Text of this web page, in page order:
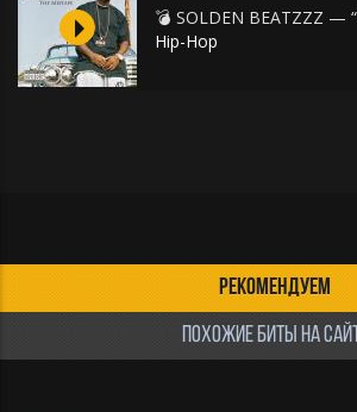
💣 SOLDEN BEATZZZ —
Hip-Hop
РЕКОМЕНДУЕМ
ПОХОЖИЕ БИТЫ НА